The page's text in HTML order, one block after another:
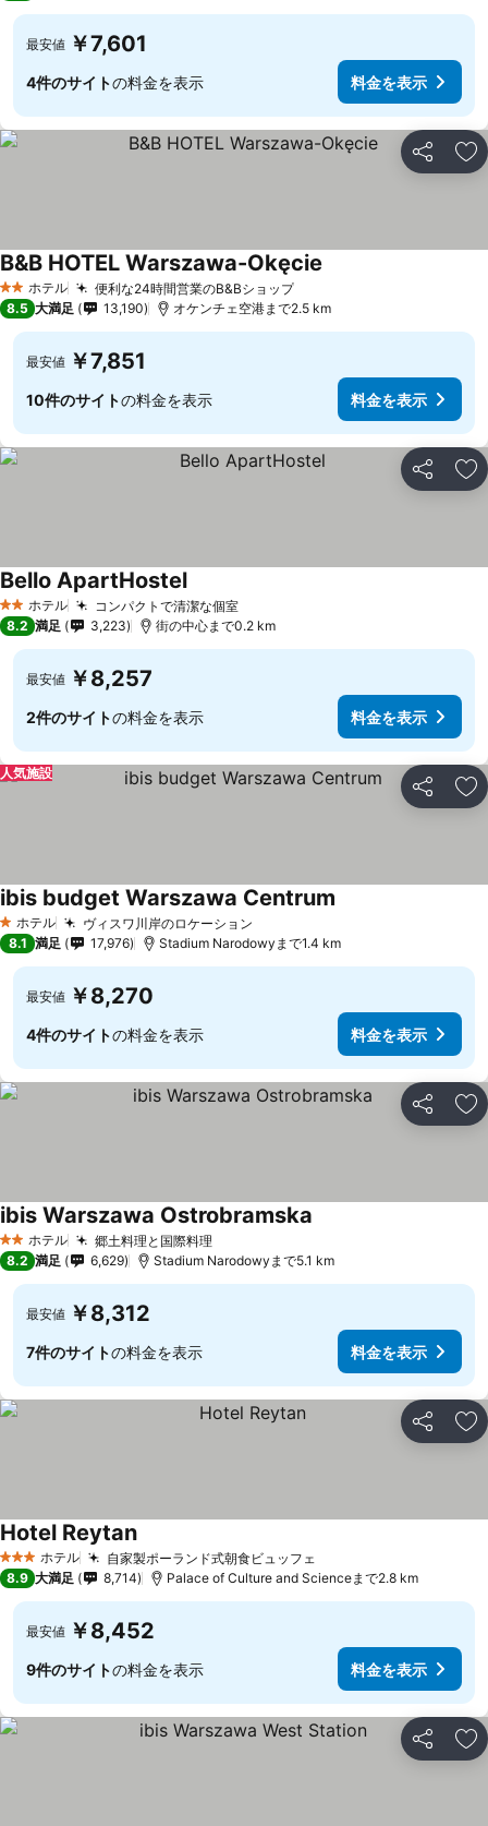
最安値 ￥7,601
4件のサイトの料金を表示 料金を表示
シェア お
2 ホテルのランク
ホテル 便利な24時間営業のB&Bショップ料金を表示
B&B HOTEL Warszawa-Okęcie
8.5 大満足 13,190 オケンチェ空港まで2.5 km
最安値 ￥7,851
10件のサイトの料金を表示 料金を表示
シェア お
2 ホテルのランク
ホテル コンパクトで清潔な個室料金を表示
Bello ApartHostel料金を表示
8.2 満足 3,223 街の中心まで0.2 km
最安値 ￥8,257
2件のサイトの料金を表示 料金を表示
シェア お
人気施設
1 ホテルのランク
ホテル ヴィスワ川岸のロケーション
ibis budget Warszawa Centrum
8.1 満足 17,976 Stadium Narodowyまで1.4 km
最安値 ￥8,270
4件のサイトの料金を表示 料金を表示
シェア お
2 ホテルのランク
ホテル 郷土料理と国際料理料金を表示
ibis Warszawa Ostrobramska
8.2 満足 6,629 Stadium Narodowyまで5.1 km
最安値 ￥8,312
7件のサイトの料金を表示 料金を表示
シェア お
3 ホテルのランク
ホテル 自家製ポーランド式朝食ビュッフェ
Hotel Reytan料金を表示
8.9 大満足 8,714 Palace of Culture and Scienceまで2.8 km
最安値 ￥8,452
9件のサイトの料金を表示 料金を表示
シェア お